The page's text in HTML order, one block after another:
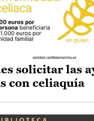
solicitar las
con celiaquía